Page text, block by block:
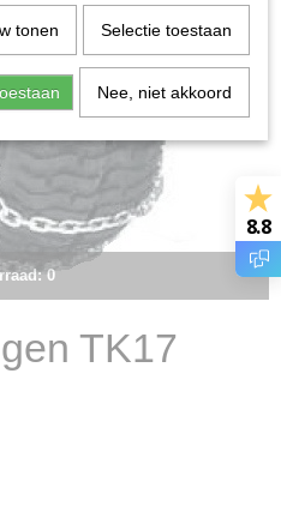
0
TK17
8.8
tonen Selectie toestaan
Nee, niet akkoord